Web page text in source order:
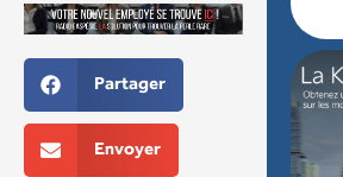
Partager
Envoyer